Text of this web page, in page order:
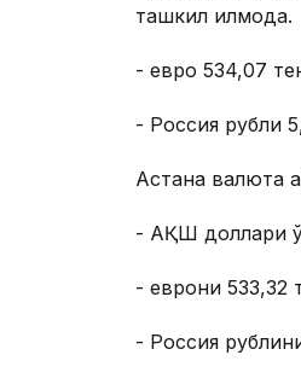
ташкил қилмоқда.
- евро 534,07
- Россия рубли
Астана валюта
- АҚШ доллари
- еврони 533,32
- Россия